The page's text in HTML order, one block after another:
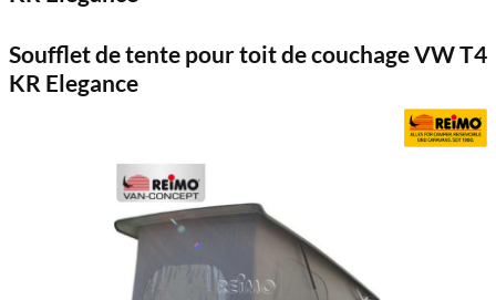
Soufflet de tente pour toit de couchage VW T4
KR Elegance